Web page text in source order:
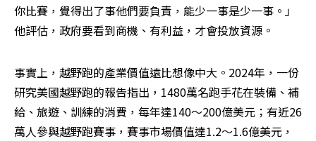
你比賽，覺得出了事他們要負責，能少一事是少一事。」
他評估，政府要看到商機、有利益，才會投放資源。
事實上，越野跑的產業價值遠比想像中大。2024年，一份
研究美國越野跑的報告指出，1480萬名跑手花在裝備、補
給、旅遊、訓練的消費，每年達140～200億美元；有近26
萬人參與越野跑賽事，賽事市場價值達1.2～1.6億美元，